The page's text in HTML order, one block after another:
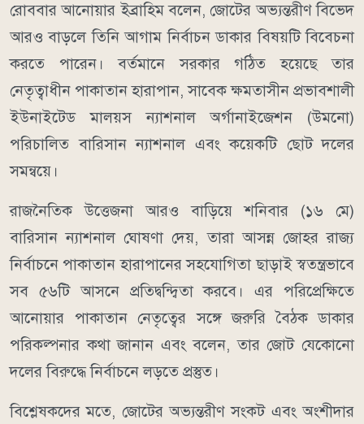
রোববার আনোয়ার ইব্রাহিম বলেন, জোটের অভ্যন্তরীণ বিভেদ
আরও বাড়লে তিনি আগাম নির্বাচন ডাকার বিষয়টি বিবেচনা
করতে পারেন। বর্তমানে সরকার গঠিত হয়েছে তার
নেতৃত্বাধীন পাকাতান হারাপান, সাবেক ক্ষমতাসীন প্রভাবশালী
ইউনাইটেড মালয়স ন্যাশনাল অর্গানাইজেশন (উমনো)
পরিচালিত বারিসান ন্যাশনাল এবং কয়েকটি ছোট দলের
সমন্বয়ে।
রাজনৈতিক উত্তেজনা আরও বাড়িয়ে শনিবার (১৬ মে)
বারিসান ন্যাশনাল ঘোষণা দেয়, তারা আসন্ন জোহর রাজ্য
নির্বাচনে পাকাতান হারাপানের সহযোগিতা ছাড়াই স্বতন্ত্রভাবে
সব ৫৬টি আসনে প্রতিদ্বন্দ্বিতা করবে। এর পরিপ্রেক্ষিতে
আনোয়ার পাকাতান নেতৃত্বের সঙ্গে জরুরি বৈঠক ডাকার
পরিকল্পনার কথা জানান এবং বলেন, তার জোট যেকোনো
দলের বিরুদ্ধে নির্বাচনে লড়তে প্রস্তুত।
বিশ্লেষকদের মতে, জোটের অভ্যন্তরীণ সংকট এবং অংশীদার